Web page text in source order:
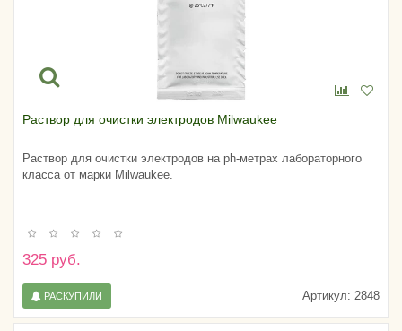
Раствор для очистки электродов Milwaukee
Раствор для очистки электродов на ph-метрах лабораторного
класса от марки Milwaukee.
325 руб.
Артикул: 2848
РАСКУПИЛИ